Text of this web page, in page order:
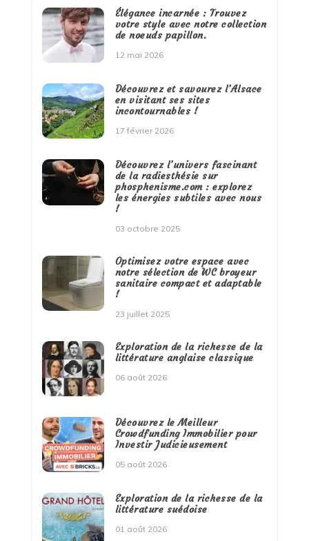
Élégance incarnée : Trouvez
votre style avec notre collection
de noeuds papillon.
12 mai 2026
Découvrez et savourez l’Alsace
en visitant ses sites
incontournables !
17 février 2026
Découvrez l’univers fascinant
de la radiesthésie sur
phosphenisme.com : explorez
les énergies subtiles avec nous
!
03 octobre 2025
Optimisez votre espace avec
notre sélection de WC broyeur
sanitaire compact et adaptable
!
23 juillet 2025
Exploration de la richesse de la
littérature anglaise classique
06 août 2026
Découvrez le Meilleur
Crowdfunding Immobilier pour
Investir Judicieusement
05 août 2026
Exploration de la richesse de la
littérature suédoise
01 août 2026